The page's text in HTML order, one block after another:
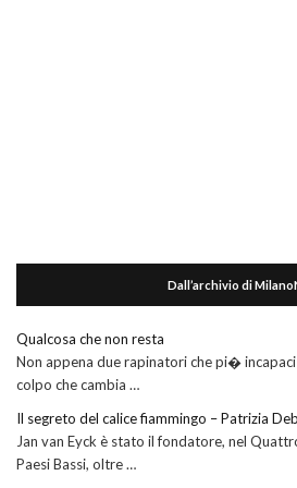
Dall’archivio di
Qualcosa che non resta
Non appena due rapinatori che pi�
colpo che cambia …
Il segreto del calice fiammingo – Patrizia
Jan van Eyck è stato il fondatore, nel
Paesi Bassi, oltre …